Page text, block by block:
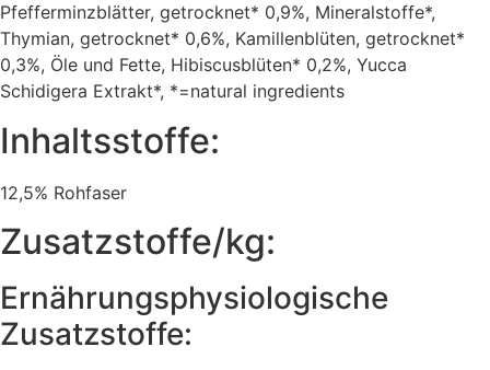
Pfefferminzblätter, getrocknet* 0,9%, Mineralstoffe*,
Thymian, getrocknet* 0,6%, Kamillenblüten, getrocknet*
0,3%, Öle und Fette, Hibiscusblüten* 0,2%, Yucca
Schidigera Extrakt*, *=natural ingredients
Inhaltsstoffe:
12,5% Rohfaser
Zusatzstoffe/kg:
Ernährungsphysiologische
Zusatzstoffe: